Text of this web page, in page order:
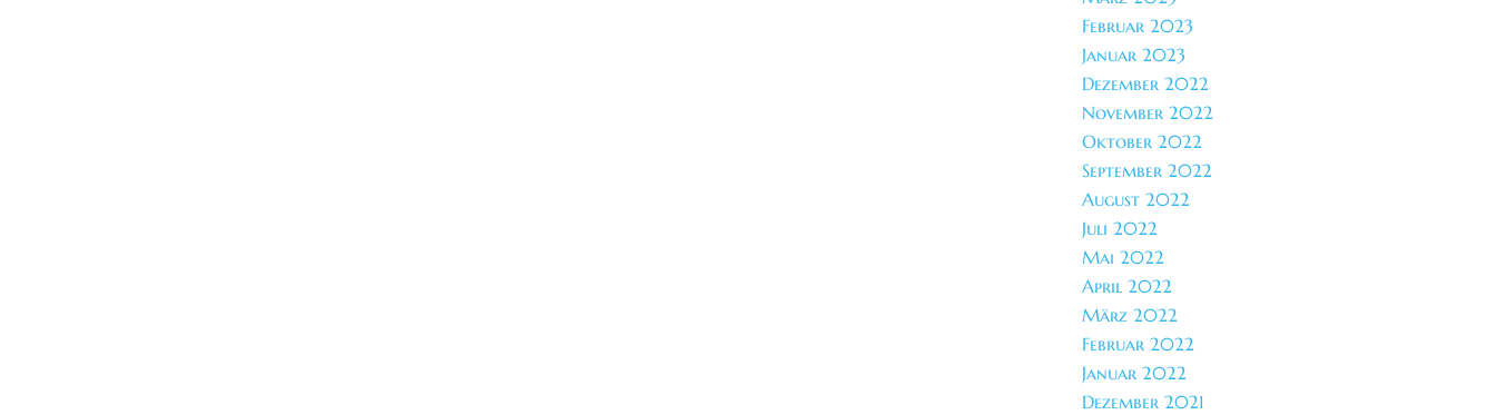
Februar 2023
Januar 2023
Dezember 2022
November 2022
Oktober 2022
September 2022
August 2022
Juli 2022
Mai 2022
April 2022
März 2022
Februar 2022
Januar 2022
Dezember 2021